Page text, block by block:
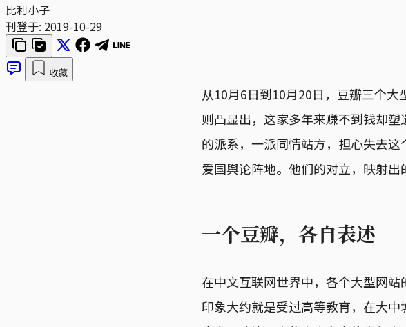
比利小子
刊登于: 2019-10-29
收藏
从10月6日到10月20日，豆瓣三个
则凸显出，这家多年来赚不到钱却
的派系，一派同情站方，担心失去
爱国舆论阵地。他们的对立，映射出
一个豆瓣，各自表述
在中文互联网世界中，各个大型网
印象大约就是受过高等教育，在大